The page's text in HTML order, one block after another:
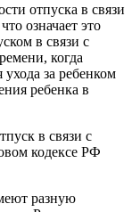
отпуска в связи
означает это
в связи с
когда
за ребенком
ребенка в
в связи с
кодексе РФ
разную